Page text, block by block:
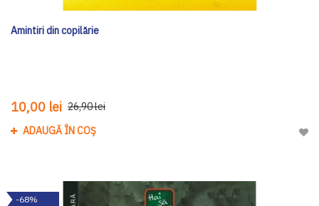
Amintiri din copilărie
10,00 lei 26,90 lei
ADAUGĂ ÎN COȘ
-68%